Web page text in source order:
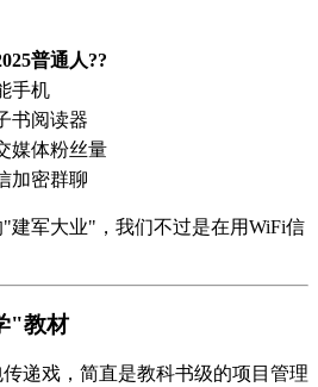
普通人??
手机
书阅读器
媒体粉丝量
加密群聊
建军大业"，我们不过是在用WiFi信
"教材
递戏，简直是教科书级的项目管理